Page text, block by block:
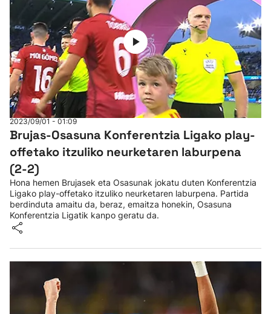
2023/09/01 - 01:09
Brujas-Osasuna Konferentzia Ligako play-
offetako itzuliko neurketaren laburpena
(2-2)
Hona hemen Brujasek eta Osasunak jokatu duten Konferentzia
Ligako play-offetako itzuliko neurketaren laburpena. Partida
berdinduta amaitu da, beraz, emaitza honekin, Osasuna
Konferentzia Ligatik kanpo geratu da.